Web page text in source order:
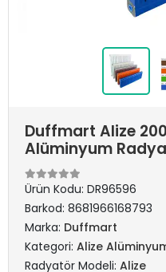
Duffmart Alize
Alüminyum
Ürün Kodu: DR96596
Barkod: 8681966168793
Marka: Duffmart
Kategori: Alize
Radyatör Modeli: Alize